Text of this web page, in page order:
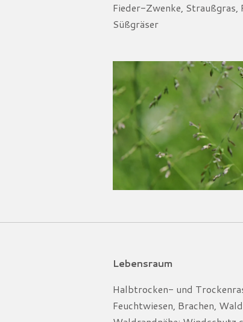
Fieder-Zwenke, Straußgras,
Süßgräser
Lebensraum
Halbtrocken- und
Feuchtwiesen, Brachen,